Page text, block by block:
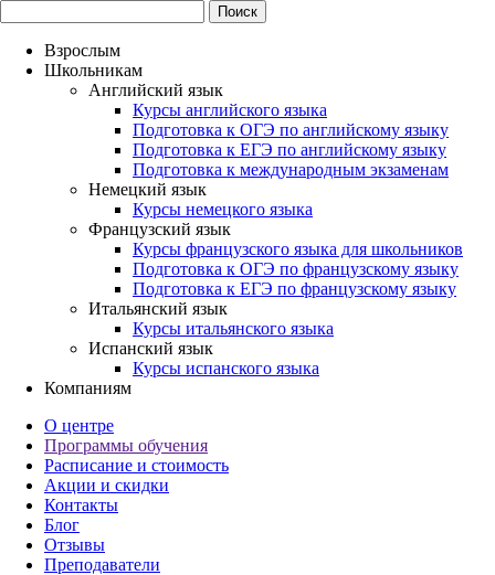
Взрослым
Школьникам
Английский язык
Курсы английского языка
Подготовка к ОГЭ по английскому языку
Подготовка к ЕГЭ по английскому языку
Подготовка к международным экзаменам
Немецкий язык
Курсы немецкого языка
Французский язык
Курсы французского языка для школьников
Подготовка к ОГЭ по французскому языку
Подготовка к ЕГЭ по французскому языку
Итальянский язык
Курсы итальянского языка
Испанский язык
Курсы испанского языка
Компаниям
О центре
Программы обучения
Расписание и стоимость
Акции и скидки
Контакты
Блог
Отзывы
Преподаватели